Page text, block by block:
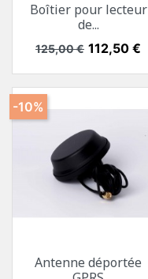
Boîtier pour lecteur
de...
Prix de base
125,00 € Prix
112,50 €
Antenne déportée
-10%